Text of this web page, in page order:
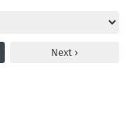
Next